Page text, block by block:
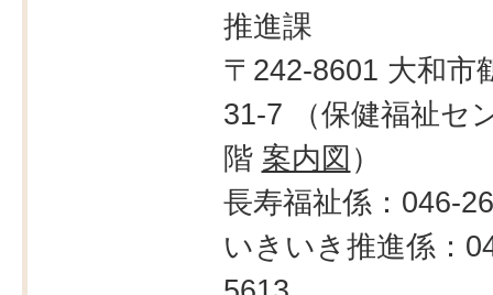
推進課
〒242-8601 大和市
31-7 （保健福祉セ
階 案内図 ）
長寿福祉係：046-
いきいき推進係：